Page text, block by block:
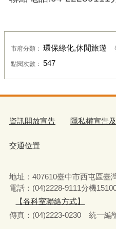
市府分類： 環保綠化,休閒旅遊
點閱次數： 547
資訊開放宣告 隱私權宣告
交通位置
地址：407610臺中市西屯區臺
電話：(04)2228-9111分機
【各科室聯絡方式】
傳真：(04)2223-0230 統一編
服務時